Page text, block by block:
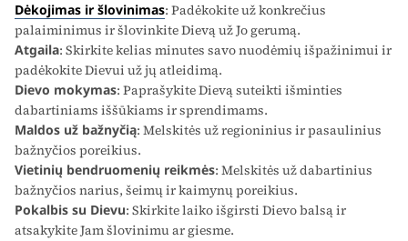
Dėkojimas ir šlovinimas: Padėkokite už konkrečius
palaiminimus ir šlovinkite Dievą už Jo gerumą.
Atgaila: Skirkite kelias minutes savo nuodėmių išpažinimui ir
padėkokite Dievui už jų atleidimą.
Dievo mokymas: Paprašykite Dievą suteikti išminties
dabartiniams iššūkiams ir sprendimams.
Maldos už bažnyčią: Melskitės už regioninius ir pasaulinius
bažnyčios poreikius.
Vietinių bendruomenių reikmės: Melskitės už dabartinius
bažnyčios narius, šeimų ir kaimynų poreikius.
Pokalbis su Dievu: Skirkite laiko išgirsti Dievo balsą ir
atsakykite Jam šlovinimu ar giesme.